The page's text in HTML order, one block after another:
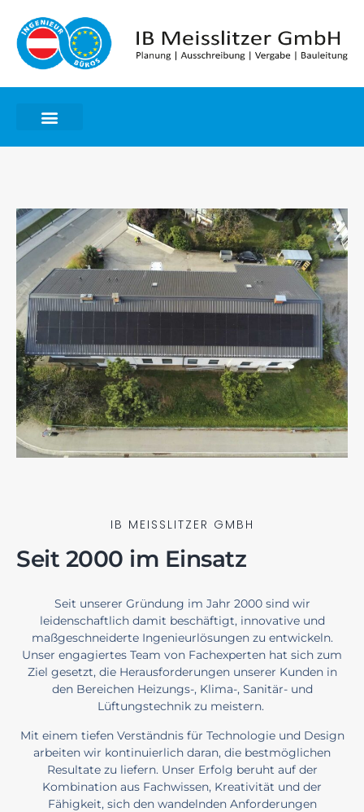
IB MEISSLITZER GMBH
Seit 2000 im Einsatz
Seit unserer Gründung im Jahr 2000 sind wir
leidenschaftlich damit beschäftigt, innovative und
maßgeschneiderte Ingenieurlösungen zu entwickeln.
Unser engagiertes Team von Fachexperten hat sich zum
Ziel gesetzt, die Herausforderungen unserer Kunden in
den Bereichen Heizungs-, Klima-, Sanitär- und
Lüftungstechnik zu meistern.
Mit einem tiefen Verständnis für Technologie und Design
arbeiten wir kontinuierlich daran, die bestmöglichen
Resultate zu liefern. Unser Erfolg beruht auf der
Kombination aus Fachwissen, Kreativität und der
Fähigkeit, sich den wandelnden Anforderungen